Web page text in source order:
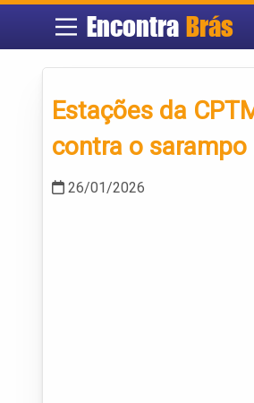
EncontraBrás
Estações da
contra o
26/01/2026